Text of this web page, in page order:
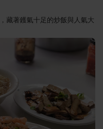
藏著鑊氣十足的炒飯與人氣大